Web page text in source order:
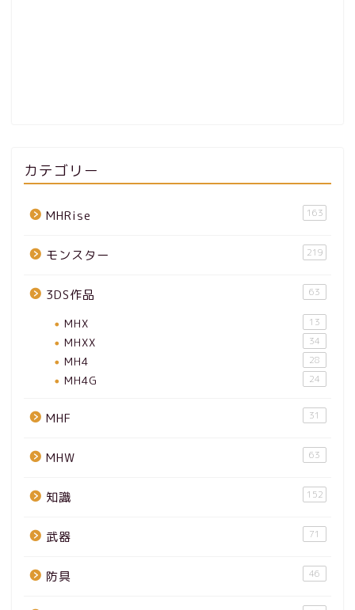
カテゴリー
MHRise 163
モンスター 219
3DS作品 63
MHX 13
MHXX 34
MH4 28
MH4G 24
MHF 31
MHW 63
知識 152
武器 71
防具 46